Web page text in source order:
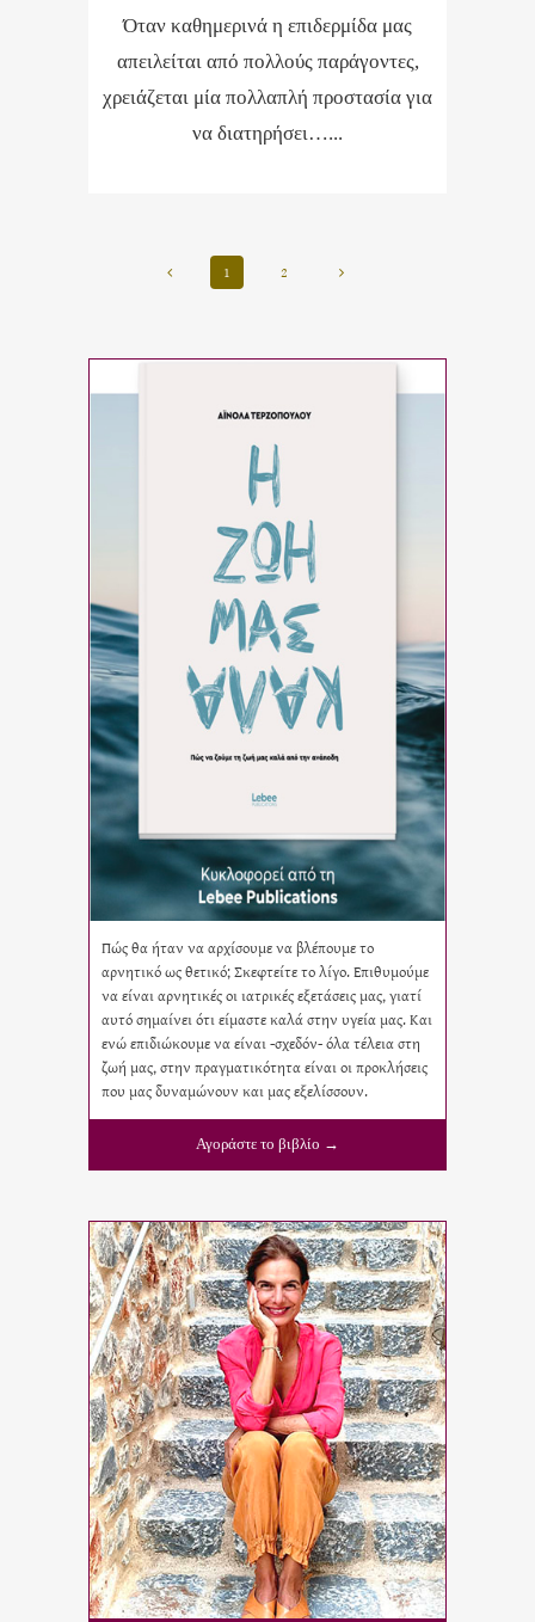
Όταν καθημερινά η επιδερμίδα μας
απειλείται από πολλούς παράγοντες,
χρειάζεται μία πολλαπλή προστασία για
να διατηρήσει…...
1 2
Πώς θα ήταν να αρχίσουμε να βλέπουμε το
αρνητικό ως θετικό; Σκεφτείτε το λίγο. Επιθυμούμε
να είναι αρνητικές οι ιατρικές εξετάσεις μας, γιατί
αυτό σημαίνει ότι είμαστε καλά στην υγεία μας. Και
ενώ επιδιώκουμε να είναι -σχεδόν- όλα τέλεια στη
ζωή μας, στην πραγματικότητα είναι οι προκλήσεις
που μας δυναμώνουν και μας εξελίσσουν.
Αγοράστε το βιβλίο →